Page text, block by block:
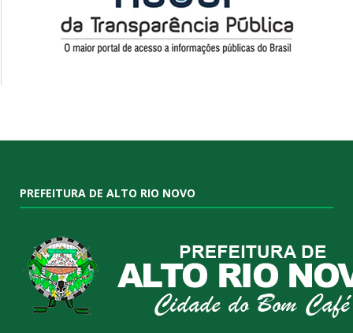
PREFEITURA DE ALTO RIO NOVO